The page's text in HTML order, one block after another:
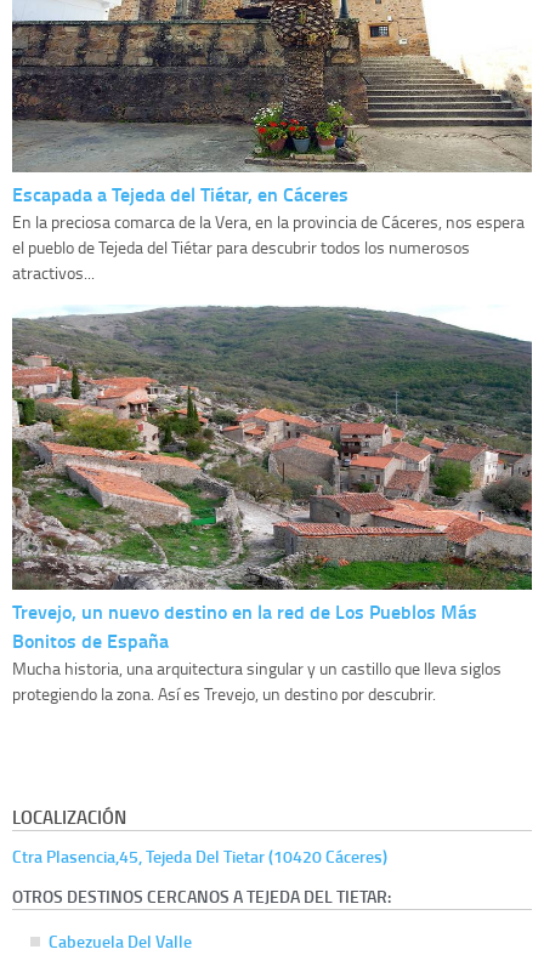
Escapada a Tejeda del Tiétar, en Cáceres
En la preciosa comarca de la Vera, en la provincia de Cáceres, nos espera
el pueblo de Tejeda del Tiétar para descubrir todos los numerosos
atractivos...
Trevejo, un nuevo destino en la red de Los Pueblos Más
Bonitos de España
Mucha historia, una arquitectura singular y un castillo que lleva siglos
protegiendo la zona. Así es Trevejo, un destino por descubrir.
LOCALIZACIÓN
Ctra Plasencia,45, Tejeda Del Tietar (10420 Cáceres)
OTROS DESTINOS CERCANOS A TEJEDA DEL TIETAR:
Cabezuela Del Valle